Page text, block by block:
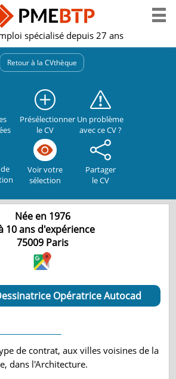
spécialisé depuis 27 ans
Retour à la CVthèque
Présélectionner
le CV
Un problème
avec ce CV ?
Voir votre
sélection
Partager
le CV
Née en 1976
10 ans d'expérience
75009 Paris
Opératrice Autocad
de contrat, aux villes voisines de la
dans l'Architecture.